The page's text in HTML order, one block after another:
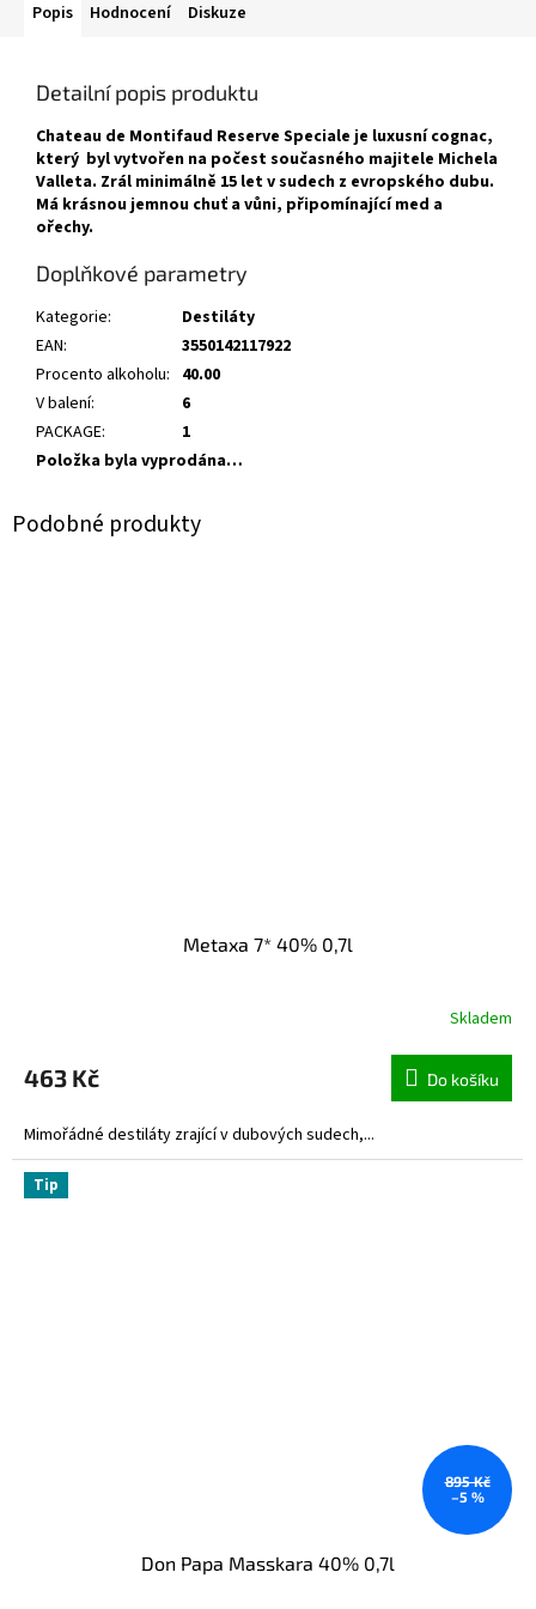
Popis Hodnocení Diskuze
Detailní popis produktu
Chateau de Montifaud Reserve Speciale je luxusní cognac,
který byl vytvořen na počest současného majitele Michela
Valleta. Zrál minimálně 15 let v sudech z evropského dubu.
Má krásnou jemnou chuť a vůni, připomínající med a
ořechy.
Doplňkové parametry
Kategorie:
Destiláty
EAN:
3550142117922
Procento alkoholu: 40.00
V balení:
6
PACKAGE:
1
Položka byla vyprodána…
Metaxa 7* 40% 0,7l
Skladem
463 Kč Do košíku
Mimořádné destiláty zrající v dubových sudech,...
Tip
895 Kč
–5 %
Don Papa Masskara 40% 0,7l